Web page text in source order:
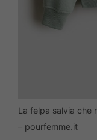
La felpa salvia che
– pourfemme.it